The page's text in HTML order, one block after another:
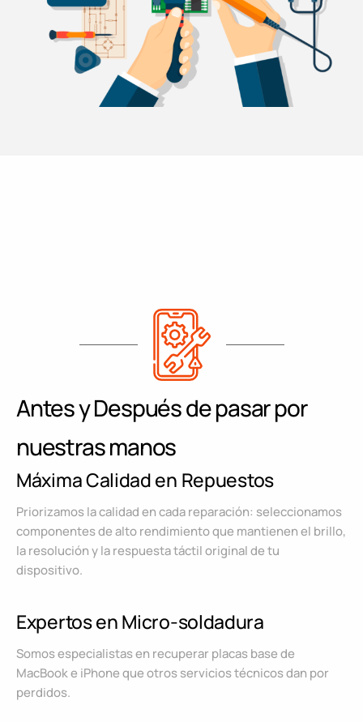
Antes y Después de pasar por
nuestras manos
Máxima Calidad en Repuestos
Priorizamos la calidad en cada reparación: seleccionamos
componentes de alto rendimiento que mantienen el brillo,
la resolución y la respuesta táctil original de tu
dispositivo.
Expertos en Micro-soldadura
Somos especialistas en recuperar placas base de
MacBook e iPhone que otros servicios técnicos dan por
perdidos.